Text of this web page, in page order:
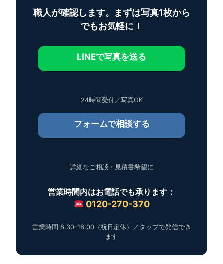
職人が確認します。まずは写真1枚から
でもお気軽に！
LINEで写真を送る
24時間受付／写真OK
フォームで相談する
詳細なご相談・見積書希望に
営業時間内はお電話でも承ります：
0120-270-370
営業時間 8:30–18:00（祝日定休）／タップで発信でき
ます